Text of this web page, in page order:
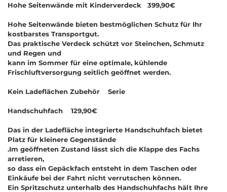
Hohe Seitenwände mit Kinderverdeck 399,90€
Hohe Seitenwände bieten bestmöglichen Schutz für Ihr
kostbarstes Transportgut.
Das praktische Verdeck schützt vor Steinchen, Schmutz
und Regen und
kann im Sommer für eine optimale, kühlende
Frischluftversorgung seitlich geöffnet werden.
Kein Ladeflächen Zubehör Serie
Handschuhfach 129,90€
Das in der Ladefläche integrierte Handschuhfach bietet
Platz für kleinere Gegenstände
.Im geöffneten Zustand lässt sich die Klappe des Fachs
arretieren,
so dass ein Gepäckfach entsteht in dem Taschen oder
Einkäufe bei der Fahrt nicht verrutschen können.
Ein Spritzschutz unterhalb des Handschuhfachs hält Ihre